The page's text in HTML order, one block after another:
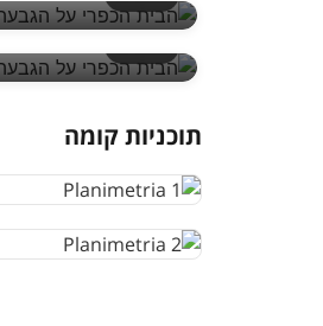
תוכניות קומה